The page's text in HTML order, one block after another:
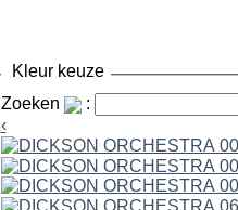
Kleur keuze
Zoeken
:
‹